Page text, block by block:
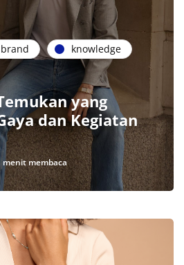
brand
knowledge
yang
dan Kegiatan
menit membaca